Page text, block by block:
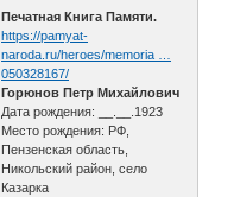
Печатная Книга Памяти.
https://pamyat-
naroda.ru/heroes/memoria …
050328167/
Горюнов Петр Михайлович
Дата рождения: __.__.1923
Место рождения: РФ,
Пензенская область,
Никольский район, село
Казарка